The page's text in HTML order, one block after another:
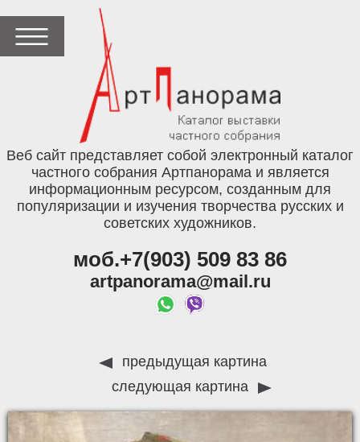
Веб сайт представляет собой электронный каталог
частного собрания Артпанорама и является
информационным ресурсом, созданным для
популяризации и изучения творчества русских и
советских художников.
моб.+7(903) 509 83 86
artpanorama@mail.ru
предыдущая картина
следующая картина